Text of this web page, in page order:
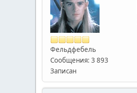
Фельдфебель
Сообщения: 3 893
Записан